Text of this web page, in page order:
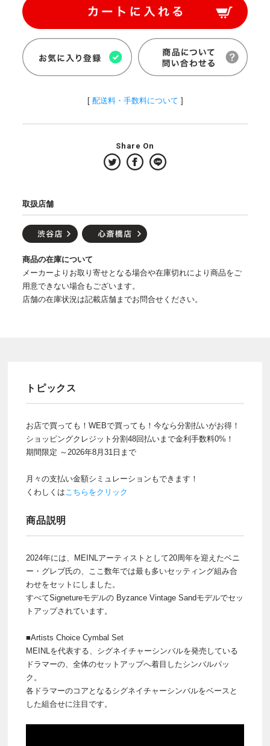
[ 配送料・手数料について ]
Share On
取扱店舗
商品の在庫について
メーカーよりお取り寄せとなる場合や在庫切れにより商品をご
用意できない場合もございます。
店舗の在庫状況は記載店舗までお問合せください。
トピックス
お店で買っても！WEBで買っても！今なら分割払いがお得！
ショッピングクレジット分割48回払いまで金利手数料0%！
期間限定 ～2026年8月31日まで
月々の支払い金額シミュレーションもできます！
くわしくはこちらをクリック
商品説明
2024年には、MEINLアーティストとして20周年を迎えたベニ
ー・グレブ氏の、ここ数年では最も多いセッティング組み合
わせをセットにしました。
すべてSignetureモデルの Byzance Vintage Sandモデルでセッ
トアップされています。
■Artists Choice Cymbal Set
MEINLを代表する、シグネイチャーシンバルを発売している
ドラマーの、全体のセットアップへ着目したシンバルパッ
ク。
各ドラマーのコアとなるシグネイチャーシンバルをベースと
した組合せに注目です。